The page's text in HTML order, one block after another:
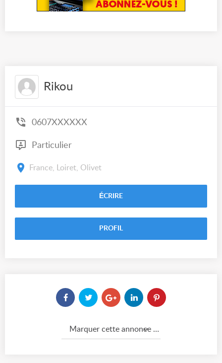
Rikou
0607XXXXXX
Particulier
France, Loiret, Olivet
ÉCRIRE
PROFIL
Marquer cette annonce comme...